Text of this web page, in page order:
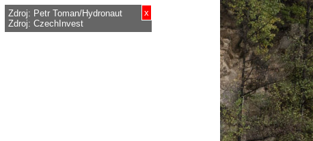
x
Zdroj: Petr Toman/Hydronaut
Zdroj: CzechInvest